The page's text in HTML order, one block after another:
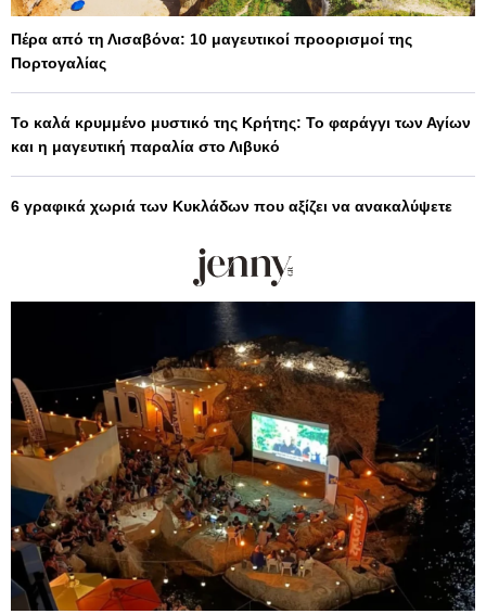
Πέρα από τη Λισαβόνα: 10 μαγευτικοί προορισμοί της
Πορτογαλίας
Το καλά κρυμμένο μυστικό της Κρήτης: Το φαράγγι των Αγίων
και η μαγευτική παραλία στο Λιβυκό
6 γραφικά χωριά των Κυκλάδων που αξίζει να ανακαλύψετε